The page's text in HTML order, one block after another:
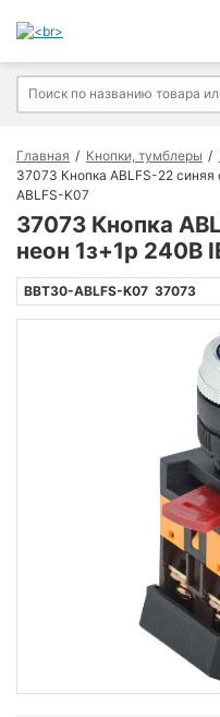
Главная Кнопки, тумблеры
37073 Кнопка ABLFS-22
ABLFS-K07
37073 Кнопка
неон 1з+1р 240В
BBT30-ABLFS-K07 37073